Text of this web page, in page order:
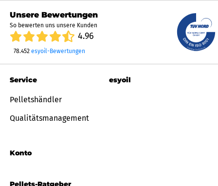
Unsere Bewertungen
So bewerten uns unsere Kunden
4.96
78.452 esyoil-Bewertungen
Pellets-Ratgeber
Service
Pelletshändler
Qualitätsmanagement
Konto
esyoil